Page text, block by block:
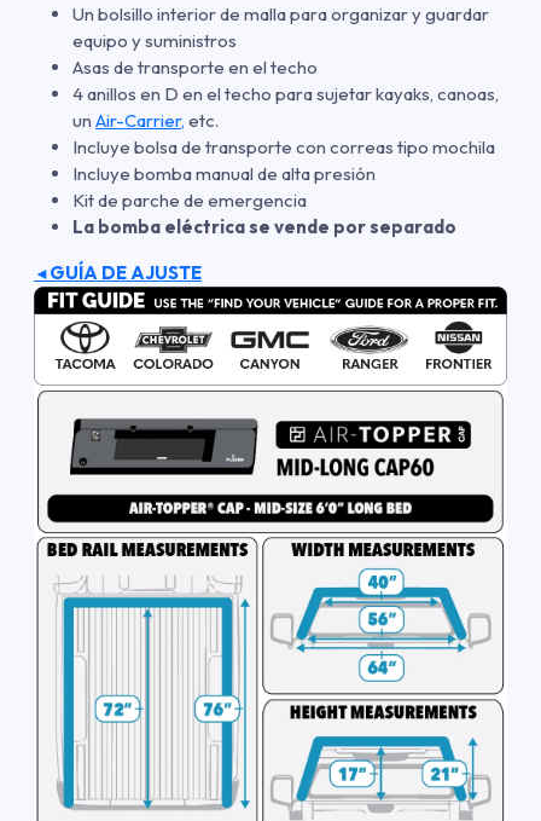
Un bolsillo interior de malla para organizar y guardar
equipo y suministros
Asas de transporte en el techo
4 anillos en D en el techo para sujetar kayaks, canoas,
un Air-Carrier, etc.
Incluye bolsa de transporte con correas tipo mochila
Incluye bomba manual de alta presión
Kit de parche de emergencia
La bomba eléctrica se vende por separado
◄GUÍA DE AJUSTE